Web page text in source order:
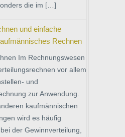
die im […]
und einfache
Rechnen
Im Rechnungswesen
vor allem
und
zur Anwendung.
kaufmännischen
wird es häufig
der Gewinnverteilung,